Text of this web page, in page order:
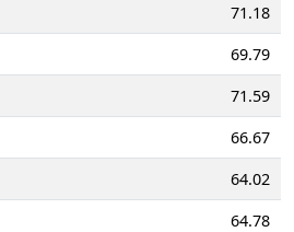
71.18
69.79
71.59
66.67
64.02
64.78